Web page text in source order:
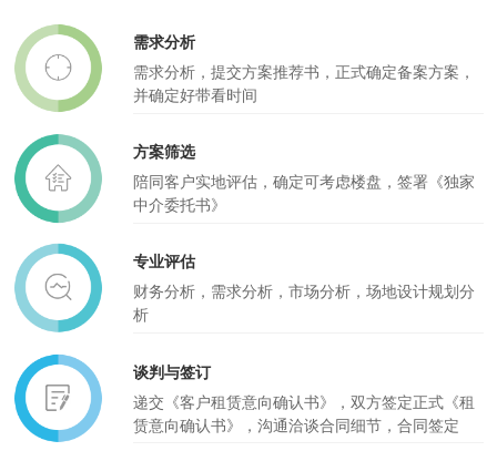
需求分析
需求分析，提交方案推荐书，正式确定备案方案，
并确定好带看时间
方案筛选
陪同客户实地评估，确定可考虑楼盘，签署《独家
中介委托书》
专业评估
财务分析，需求分析，市场分析，场地设计规划分
析
谈判与签订
递交《客户租赁意向确认书》，双方签定正式《租
赁意向确认书》，沟通洽谈合同细节，合同签定